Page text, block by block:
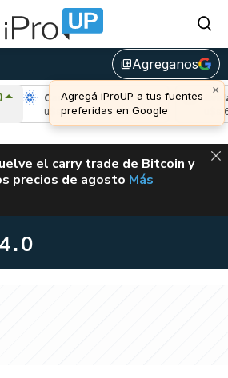
library_addAgreganos
×
Agregá iProUP a tus fuentes
preferidas en Google
Cardano
(5,99%)
u$s 0,20
Avalanche
ALERTA
el carry trade de Bitcoin y
precios de agosto VUELVE EL
Más